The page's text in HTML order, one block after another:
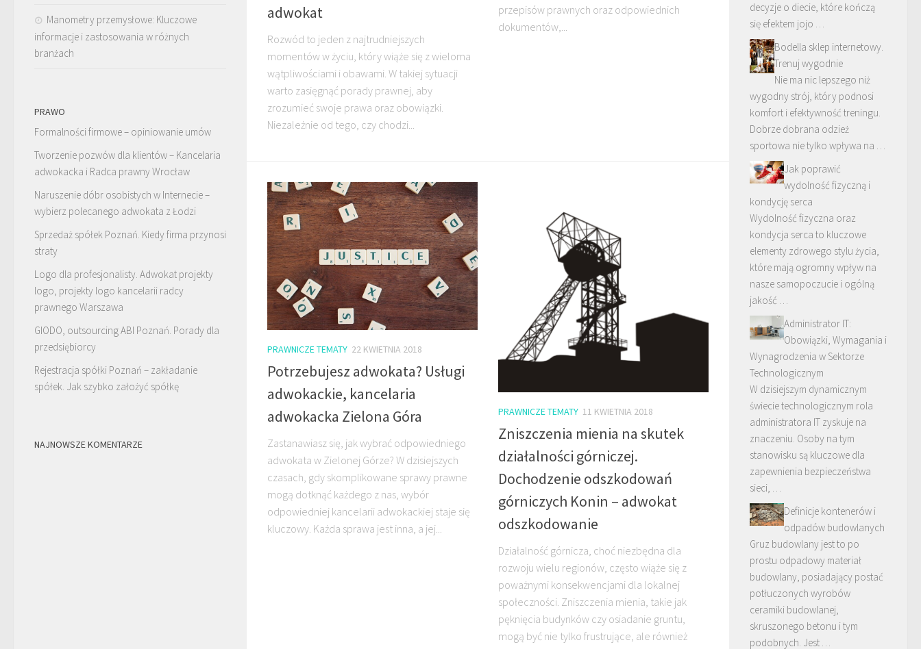
adwokat
Rozwód to jeden z najtrudniejszych
momentów w życiu, który wiąże się z wieloma
wątpliwościami i obawami. W takiej sytuacji
warto zasięgnąć porady prawnej, aby
zrozumieć swoje prawa oraz obowiązki.
Niezależnie od tego, czy chodzi...
przepisów prawnych oraz odpowiednich
dokumentów,...
PRAWNICZE TEMATY 22 KWIETNIA 2018
Potrzebujesz adwokata? Usługi
adwokackie, kancelaria
adwokacka Zielona Góra
Zastanawiasz się, jak wybrać odpowiedniego
adwokata w Zielonej Górze? W dzisiejszych
czasach, gdy skomplikowane sprawy prawne
mogą dotknąć każdego z nas, wybór
odpowiedniej kancelarii adwokackiej staje się
kluczowy. Każda sprawa jest inna, a jej...
PRAWNICZE TEMATY 11 KWIETNIA 2018
Zniszczenia mienia na skutek
działalności górniczej.
Dochodzenie odszkodowań
górniczych Konin – adwokat
odszkodowanie
Działalność górnicza, choć niezbędna dla
rozwoju wielu regionów, często wiąże się z
poważnymi konsekwencjami dla lokalnej
społeczności. Zniszczenia mienia, takie jak
pęknięcia budynków czy osiadanie gruntu,
mogą być nie tylko frustrujące, ale również
Manometry przemysłowe: Kluczowe
informacje i zastosowania w różnych
branżach
PRAWO
Formalności firmowe – opiniowanie umów
Tworzenie pozwów dla klientów – Kancelaria
adwokacka i Radca prawny Wrocław
Naruszenie dóbr osobistych w Internecie –
wybierz polecanego adwokata z Łodzi
Sprzedaż spółek Poznań. Kiedy firma przynosi
straty
Logo dla profesjonalisty. Adwokat projekty
logo, projekty logo kancelarii radcy
prawnego Warszawa
GIODO, outsourcing ABI Poznań. Porady dla
przedsiębiorcy
Rejestracja spółki Poznań – zakładanie
spółek. Jak szybko założyć spółkę
NAJNOWSZE KOMENTARZE
decyzje o diecie, które kończą
się efektem jojo …
Bodella sklep internetowy.
Trenuj wygodnie
Nie ma nic lepszego niż
wygodny strój, który podnosi
komfort i efektywność treningu.
Dobrze dobrana odzież
sportowa nie tylko wpływa na …
Jak poprawić
wydolność fizyczną i
kondycję serca
Wydolność fizyczna oraz
kondycja serca to kluczowe
elementy zdrowego stylu życia,
które mają ogromny wpływ na
nasze samopoczucie i ogólną
jakość …
Administrator IT:
Obowiązki, Wymagania i
Wynagrodzenia w Sektorze
Technologicznym
W dzisiejszym dynamicznym
świecie technologicznym rola
administratora IT zyskuje na
znaczeniu. Osoby na tym
stanowisku są kluczowe dla
zapewnienia bezpieczeństwa
sieci, …
Definicje kontenerów i
odpadów budowlanych
Gruz budowlany jest to po
prostu odpadowy materiał
budowlany, posiadający postać
potłuczonych wyrobów
ceramiki budowlanej,
skruszonego betonu i tym
podobnych. Jest …